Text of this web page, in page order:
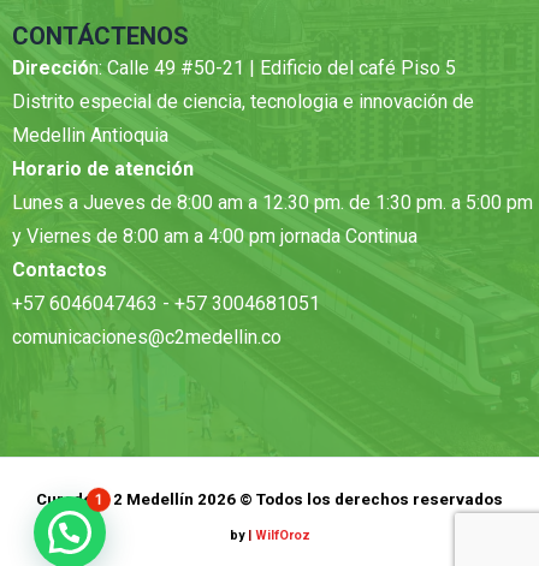
CONTÁCTENOS
Dirección: Calle 49 #50-21 | Edificio del café Piso 5
Distrito especial de ciencia, tecnologia e innovación de
Medellin Antioquia
Horario de atención
Lunes a Jueves de 8:00 am a 12.30 pm. de 1:30 pm. a 5:00 pm
y Viernes de 8:00 am a 4:00 pm jornada Continua
Contactos
+57 6046047463 - +57 3004681051
comunicaciones@c2medellin.co
Curadora 2 Medellín 2026 © Todos los derechos reservados
by| WilfOroz
1